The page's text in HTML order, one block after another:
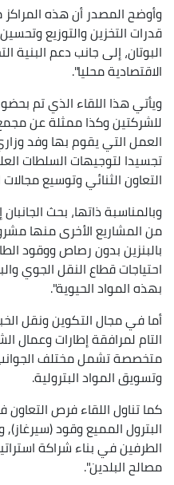
وأوضح المصدر أن هذه
قدرات التخزين والتوزيع
البوتان، إلى جانب دعم البنية
الاقتصادية محليا".
ويأتي هذا اللقاء الذي تم
للشركتين وكذا ممثلة عن مجمع
العمل التي يقوم بها وفد وزاري
تجسيدا لتوجيهات السلطات
التعاون الثنائي وتوسيع مجالات
وبالمناسبة ذاتها، بحث
من المشاريع الأخرى منها
احتياجات قطاع النقل الجوي
بهذه المواد الحيوية".
أما في مجال التكوين ونقل
التام لمرافقة إطارات وعمال
متخصصة تشمل مختلف الجوانب
وتسويق المواد البترولية.
كما تناول اللقاء فرص التعاون
البترول المميع وقود
الطرفين في بناء شراكة
مصالح البلدين".